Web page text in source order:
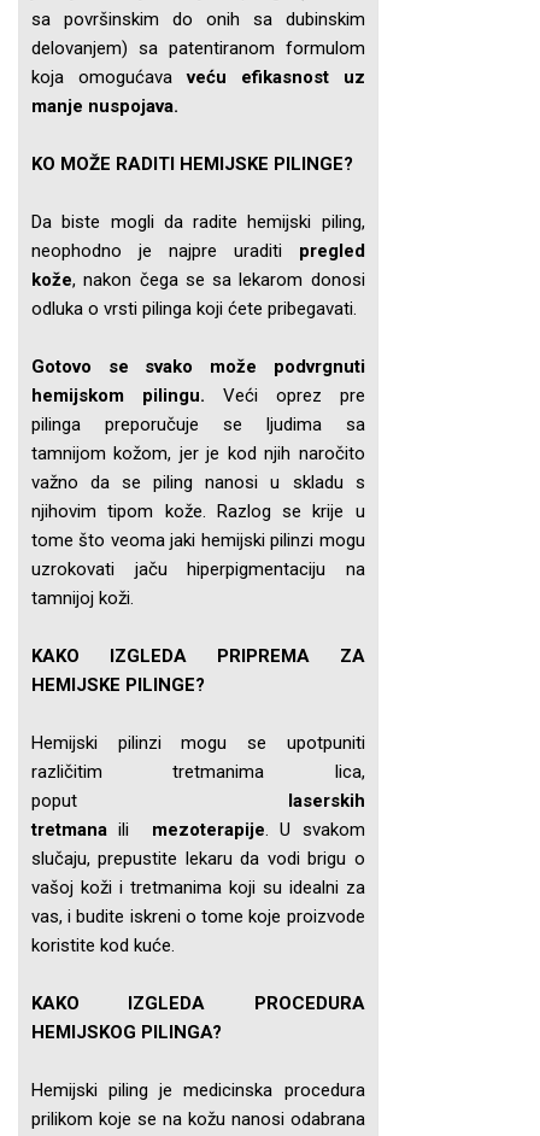
sa površinskim do onih sa dubinskim
delovanjem) sa patentiranom formulom
koja omogućavaveću efikasnost uz
manje nuspojava.
KO MOŽE RADITI HEMIJSKE PILINGE?
Da biste mogli da radite hemijski piling,
neophodno je najpre uraditi pregled
kože, nakon čega se sa lekarom donosi
odluka o vrsti pilinga koji ćete pribegavati.
Gotovo se svako može podvrgnuti
hemijskom pilingu. Veći oprez pre
pilinga preporučuje se ljudima sa
tamnijom kožom, jer je kod njih naročito
važno da se piling nanosi u skladu s
njihovim tipom kože. Razlog se krije u
tome što veoma jaki hemijski pilinzi mogu
uzrokovati jaču hiperpigmentaciju na
tamnijoj koži.
KAKO IZGLEDA PRIPREMA ZA
HEMIJSKE PILINGE?
Hemijski pilinzi mogu se upotpuniti
različitim tretmanima lica,
poput laserskih
tretmana ili mezoterapije. U svakom
slučaju, prepustite lekaru da vodi brigu o
vašoj koži i tretmanima koji su idealni za
vas, i budite iskreni o tome koje proizvode
koristite kod kuće.
KAKO IZGLEDA PROCEDURA
HEMIJSKOG PILINGA?
Hemijski piling je medicinska procedura
prilikom koje se na kožu nanosi odabrana